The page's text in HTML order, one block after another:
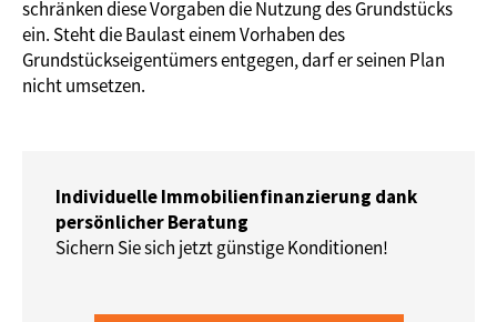
schränken diese Vorgaben die Nutzung des Grundstücks
ein. Steht die Baulast einem Vorhaben des
Grundstückseigentümers entgegen, darf er seinen Plan
nicht umsetzen.
Individuelle Immobilienfinanzierung dank
persönlicher Beratung
Sichern Sie sich jetzt günstige Konditionen!